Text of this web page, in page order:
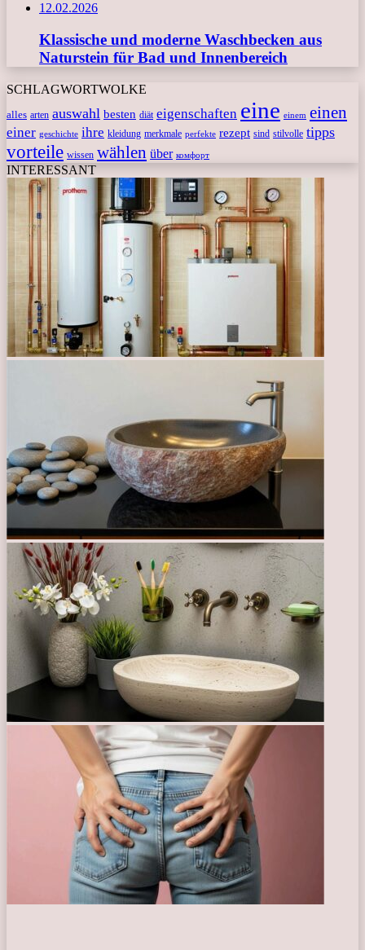
12.02.2026
Klassische und moderne Waschbecken aus
Naturstein für Bad und Innenbereich
SCHLAGWORTWOLKE
alles arten auswahl besten diät eigenschaften eine einem einen
einer geschichte ihre kleidung merkmale perfekte rezept sind stilvolle tipps
vorteile wissen wählen über комфорт
INTERESSANT